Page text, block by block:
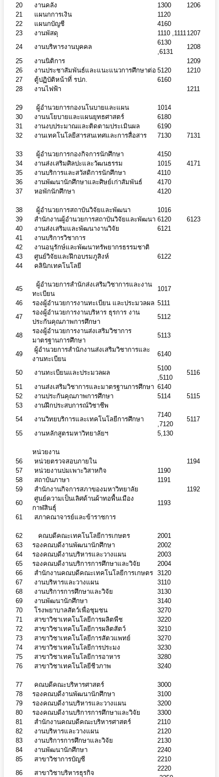
20
งานคลัง 1300
1206
21
แผนกการเงิน
1120
22
แผนกบัญชี
4160
23
งานพัสดุ 1110 ,1111 1207
24
งานบริหารงานบุคคล
6130
,6131
1208
25
งานนิติการ
1209
26
งานประชาสัมพันธ์และแนะแนวการศึกษาต่อ 5120
1210
27
ตู้ปฏิบัติหน้าที่ รปภ.
6160
28
งานไฟฟ้า 1211
29 ผู้อำนวยการกองนโนบายและแผน
1014
30
งานนโยบายและแผนยุทธศาสตร์
6180
31
งานงบประมาณและติดตามประเมินผล
6190
32
งานเทคโนโลยีสารสนเทศและการสื่อสาร 7130 7131
33 ผู้อำนวยการกองกิจการนักศึกษา
4150
34
งานส่งเสริมศิลปะและวัฒนธรรม 1015
4171
35
งานบริการและสวัสดิการนักศึกษา
4110
36
งานพัฒนานักศึกษาและศิษย์เก่าสัมพันธ์
4170
37
หอพักนักศึกษา 4120
38 ผู้อำนวยการสถาบันวิจัยและพัฒนา
1016
39
สำนักงานผู้อำนวยการสถาบันวิจัยและพัฒนา 6120
6123
40
งานส่งเสริมและพัฒนางานวิจัย
6121
41
งานบริการวิชาการ
42
งานอนุรักษ์และพัฒนาทรัพยากรธรรมชาติ
43
ศูนย์วิจัยและฝึกอบรมภูสิงห์
6122
44
คลินิกเทคโนโลยี
45
ผู้อำนวยการสำนักส่งเสริมวิชาการและงาน
ทะเบียน
1017
46
รองผู้อำนวยการงานทะเบียน และประมวลผล 5111
47
รองผู้อำนวยการงานบริหาร ธุรการ งาน
ประกันคุณภาพการศึกษา
5112
48
รองผู้อำนวยการงานส่งเสริมวิชาการ
มาตรฐานการศึกษา
5113
49
ผู้อำนวยการสำนักงานส่งเสริมวิชาการและ
งานทะเบียน
6140
50 งานทะเบียนและประมวลผล
5100
,5110
5116
51
งานส่งเสริมวิชาการและมาตรฐานการศึกษา 6140
52
งานประกันคุณภาพการศึกษา 5114
5115
53
งานฝึกประสบการณ์วิชาชีพ
54
งานวิทยบริการและเทคโนโลยีการศึกษา
7140
,7120
5117
55
งานหลักสูตรมหาวิทยาลัยฯ 5,130
หน่วยงาน
56
หน่วยตรวจสอบภายใน
1194
57
หน่วยงานบ่มเพาะวิสาหกิจ
1190
58
สถาบันภาษา
1191
59
สำนักงานกิจการสภาของมหาวิทยาลัย
1192
60
ศูนย์ความเป็นเลิศด้านผ้าทอพื้นเมือง
กาฬสินธุ์
1193
61
สภาคณาจารย์และข้าราชการ
62 คณบดีคณะเทคโนโลยีการเกษตร
2001
63
รองคณบดีงานพัฒนานักศึกษา
2002
64
รองคณบดีงานบริหารและวางแผน
2003
65
รองคณบดีงานบริการการศึกษาและวิจัย
2004
66
สำนักงานคณบดีคณะเทคโนโลยีการเกษตร 3120
67
งานบริหารและวางแผน
3110
68
งานบริการการศึกษาและวิจัย
3130
69
งานพัฒนานักศึกษา
3140
70
โรงพยาบาลสัตว์เพื่อชุมชน
3270
71
สาขาวิชาเทคโนโลยีการผลิตพืช
3220
72
สาขาวิชาเทคโนโลยีการผลิตสัตว์
3210
73
สาขาวิชาเทคโนโลยีการสัตวแพทย์
3270
74
สาขาวิชาเทคโนโลยีการประมง
3230
75
สาขาวิชาเทคโนโลยีการอาหาร
3280
76
สาขาวิชาเทคโนโลยีชีวภาพ 3240
77 คณบดีคณะบริหารศาสตร์
3000
78
รองคณบดีงานพัฒนานักศึกษา
3100
79
รองคณบดีงานบริหารและวางแผน
3200
80
รองคณบดีงานบริการการศึกษาและวิจัย
3300
81
สำนักงานคณบดีคณะบริหารศาสตร์
2110
82
งานบริหารและวางแผน
2120
83
งานบริการการศึกษาและวิจัย
2130
84
งานพัฒนานักศึกษา
2240
85
สาขาวิชาการบัญชี
2210
86
สาขาวิชาบริหารธุรกิจ
2220